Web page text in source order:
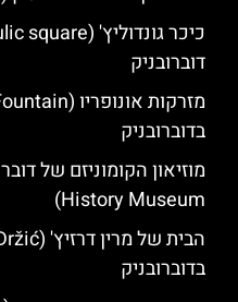
דוברובניק
בדוברובניק
History Museum)
בדוברובניק